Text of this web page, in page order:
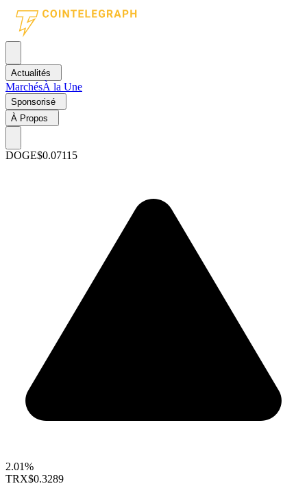
Actualités
MarchésÀ la Une
Sponsorisé
À Propos
DOGE$0.07115
2.01%
TRX$0.3289